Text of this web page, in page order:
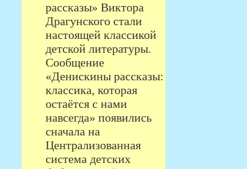
рассказы» Виктора
Драгунского стали
настоящей классикой
детской литературы.
Сообщение
«Денискины рассказы:
классика, которая
остаётся с нами
навсегда» появились
сначала на
Централизованная
система детских